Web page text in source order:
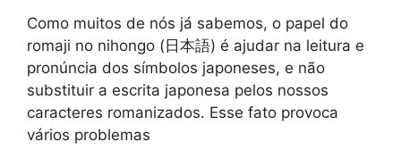
Como muitos de nós já sabemos, o papel do
romaji no nihongo (日本語) é ajudar na leitura e
pronúncia dos símbolos japoneses, e não
substituir a escrita japonesa pelos nossos
caracteres romanizados. Esse fato provoca
vários problemas